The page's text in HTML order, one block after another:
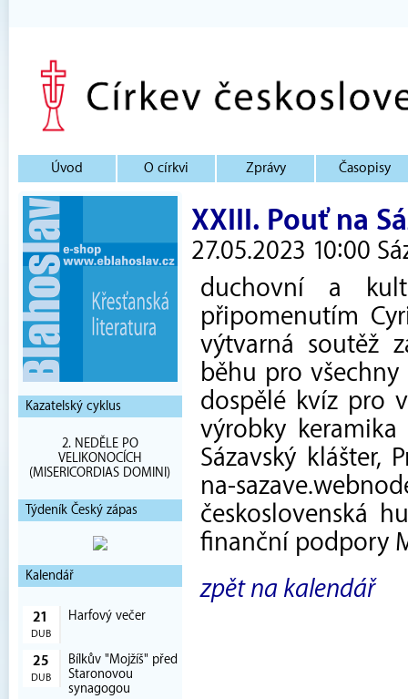
Úvod O církvi Zprávy Časopisy
Kazatelský cyklus
2. NEDĚLE PO
VELIKONOCÍCH
(MISERICORDIAS DOMINI)
Týdeník Český zápas
Kalendář
21
DUB
Harfový večer
25
DUB
Bílkův "Mojžíš" před
Staronovou
synagogou
XXIII. Pouť na
27.05.2023 10:00
duchovní a
připomenutím
výtvarná soutěž
běhu pro
dospělé kvíz pro
výrobky
Sázavský klášter,
na-
československá
finanční podpory
zpět na kalendář